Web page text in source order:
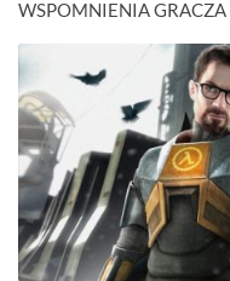
WSPOMNIENIA GRACZA